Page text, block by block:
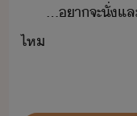
...​า​จะ​ั่​แ
ไห